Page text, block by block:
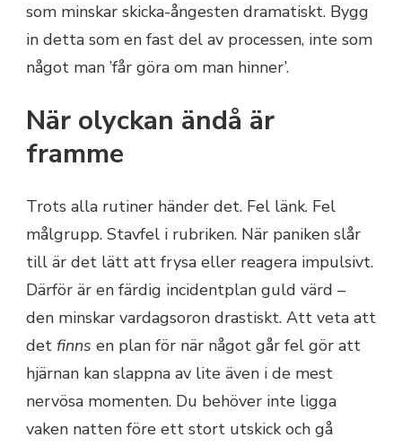
som minskar skicka-ångesten dramatiskt. Bygg
in detta som en fast del av processen, inte som
något man ’får göra om man hinner’.
När olyckan ändå är
framme
Trots alla rutiner händer det. Fel länk. Fel
målgrupp. Stavfel i rubriken. När paniken slår
till är det lätt att frysa eller reagera impulsivt.
Därför är en färdig incidentplan guld värd –
den minskar vardagsoron drastiskt. Att veta att
det finns en plan för när något går fel gör att
hjärnan kan slappna av lite även i de mest
nervösa momenten. Du behöver inte ligga
vaken natten före ett stort utskick och gå